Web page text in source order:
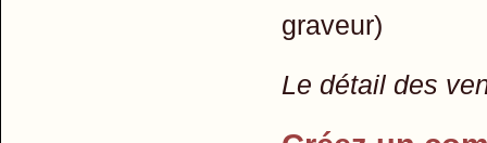
graveur)
Le détail des